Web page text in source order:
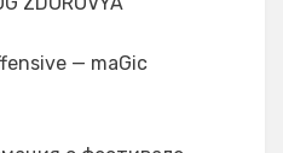
— maGic